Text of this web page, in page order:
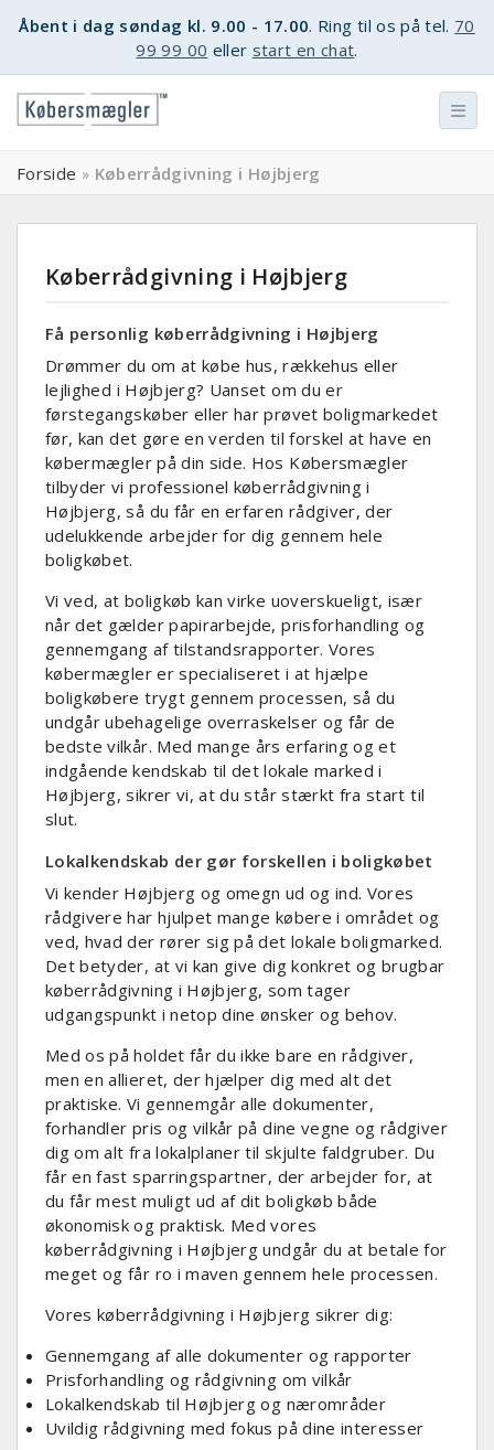
Åbent i dag søndag kl. 9.00 - 17.00. Ring til os på tel. 70
99 99 00 eller start en chat.
Forside » Køberrådgivning i Højbjerg
Køberrådgivning i Højbjerg
Få personlig køberrådgivning i Højbjerg
Drømmer du om at købe hus, rækkehus eller
lejlighed i Højbjerg? Uanset om du er
førstegangskøber eller har prøvet boligmarkedet
før, kan det gøre en verden til forskel at have en
købermægler på din side. Hos Købersmægler
tilbyder vi professionel køberrådgivning i
Højbjerg, så du får en erfaren rådgiver, der
udelukkende arbejder for dig gennem hele
boligkøbet.
Vi ved, at boligkøb kan virke uoverskueligt, især
når det gælder papirarbejde, prisforhandling og
gennemgang af tilstandsrapporter. Vores
købermægler er specialiseret i at hjælpe
boligkøbere trygt gennem processen, så du
undgår ubehagelige overraskelser og får de
bedste vilkår. Med mange års erfaring og et
indgående kendskab til det lokale marked i
Højbjerg, sikrer vi, at du står stærkt fra start til
slut.
Lokalkendskab der gør forskellen i boligkøbet
Vi kender Højbjerg og omegn ud og ind. Vores
rådgivere har hjulpet mange købere i området og
ved, hvad der rører sig på det lokale boligmarked.
Det betyder, at vi kan give dig konkret og brugbar
køberrådgivning i Højbjerg, som tager
udgangspunkt i netop dine ønsker og behov.
Med os på holdet får du ikke bare en rådgiver,
men en allieret, der hjælper dig med alt det
praktiske. Vi gennemgår alle dokumenter,
forhandler pris og vilkår på dine vegne og rådgiver
dig om alt fra lokalplaner til skjulte faldgruber. Du
får en fast sparringspartner, der arbejder for, at
du får mest muligt ud af dit boligkøb både
økonomisk og praktisk. Med vores
køberrådgivning i Højbjerg undgår du at betale for
meget og får ro i maven gennem hele processen.
Vores køberrådgivning i Højbjerg sikrer dig:
Gennemgang af alle dokumenter og rapporter
Prisforhandling og rådgivning om vilkår
Lokalkendskab til Højbjerg og nærområder
Uvildig rådgivning med fokus på dine interesser